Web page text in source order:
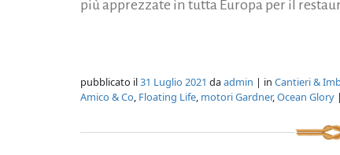
più apprezzate in tutta Europa per il
pubblicato il31 Luglio 2021 daadmin | in Cantieri &
Amico & Co, Floating Life, motori Gardner,Ocean Glory